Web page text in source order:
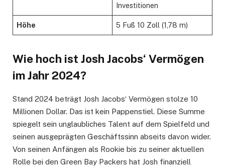
Investitionen
Höhe 5 Fuß 10 Zoll (1,78 m)
Wie hoch ist Josh Jacobs‘ Vermögen
im Jahr 2024?
Stand 2024 beträgt Josh Jacobs‘ Vermögen stolze 10
Millionen Dollar. Das ist kein Pappenstiel. Diese Summe
spiegelt sein unglaubliches Talent auf dem Spielfeld und
seinen ausgeprägten Geschäftssinn abseits davon wider.
Von seinen Anfängen als Rookie bis zu seiner aktuellen
Rolle bei den Green Bay Packers hat Josh finanziell